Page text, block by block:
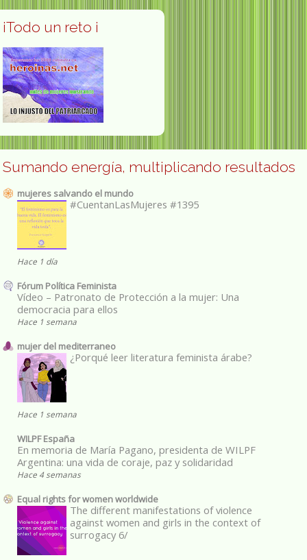
¡Todo un reto ¡
Sumando energía, multiplicando resultados
mujeres salvando el mundo
#CuentanLasMujeres #1395
Hace 1 día
Fórum Política Feminista
Vídeo – Patronato de Protección a la mujer: Una
democracia para ellos
Hace 1 semana
mujer del mediterraneo
¿Porqué leer literatura feminista árabe?
Hace 1 semana
WILPF España
En memoria de María Pagano, presidenta de WILPF
Argentina: una vida de coraje, paz y solidaridad
Hace 4 semanas
Equal rights for women worldwide
The different manifestations of violence
against women and girls in the context of
surrogacy 6/